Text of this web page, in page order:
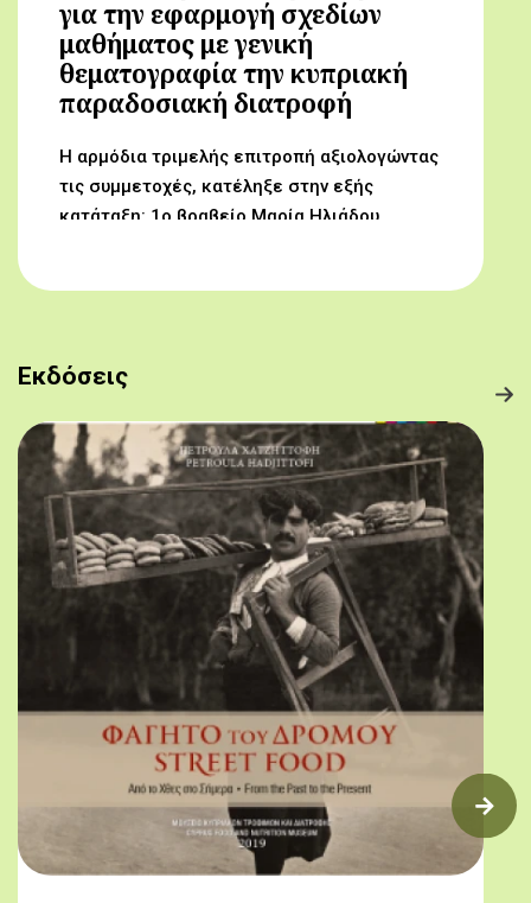
για την εφαρμογή σχεδίων
μαθήματος με γενική
θεματογραφία την κυπριακή
παραδοσιακή διατροφή
Η αρμόδια τριμελής επιτροπή αξιολογώντας
τις συμμετοχές, κατέληξε στην εξής
κατάταξη: 1ο βραβείο Μαρία Ηλιάδου,
Μαργαρίτα Αντωνίου, Δημοτικό Σχολείο
Βορόκληνης (Το κυπριακό παραδοσιακό
πρόγευμα)
Εκδόσεις